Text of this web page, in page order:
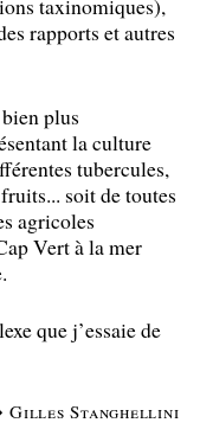
taxinomiques),
rapports et autres
plus
la culture
tubercules,
soit de toutes
agricoles
Vert à la mer
que j’essaie de
Gilles Stanghellini